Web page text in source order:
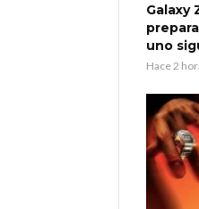
Galaxy
uno
Hace 2